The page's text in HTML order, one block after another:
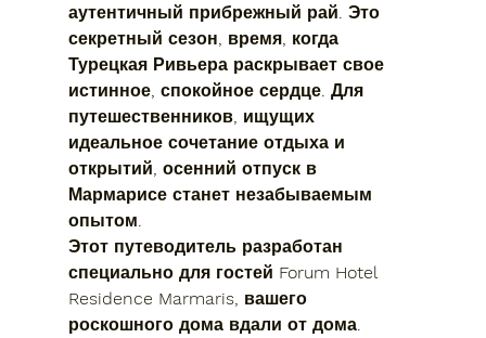
аутентичный прибрежный рай. Это
секретный сезон, время, когда
Турецкая Ривьера раскрывает свое
истинное, спокойное сердце. Для
путешественников, ищущих
идеальное сочетание отдыха и
открытий, осенний отпуск в
Мармарисе станет незабываемым
опытом.
Этот путеводитель разработан
специально для гостей Forum Hotel
Residence Marmaris, вашего
роскошного дома вдали от дома.